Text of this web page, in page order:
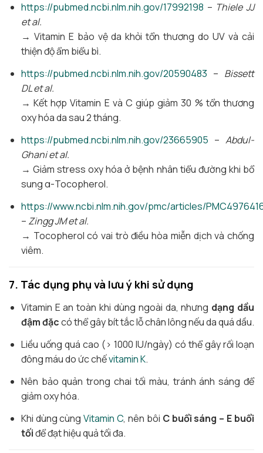
https://pubmed.ncbi.nlm.nih.gov/17992198 – Thiele JJ
et al.
→ Vitamin E bảo vệ da khỏi tổn thương do UV và cải
thiện độ ẩm biểu bì.
https://pubmed.ncbi.nlm.nih.gov/20590483 – Bissett
DL et al.
→ Kết hợp Vitamin E và C giúp giảm 30 % tổn thương
oxy hóa da sau 2 tháng.
https://pubmed.ncbi.nlm.nih.gov/23665905 – Abdul-
Ghani et al.
→ Giảm stress oxy hóa ở bệnh nhân tiểu đường khi bổ
sung α-Tocopherol.
https://www.ncbi.nlm.nih.gov/pmc/articles/
– Zingg JM et al.
→ Tocopherol có vai trò điều hòa miễn dịch và chống
viêm.
7. Tác dụng phụ và lưu ý khi sử dụng
Vitamin E an toàn khi dùng ngoài da, nhưng dạng dầu
đậm đặccó thể gây bít tắc lỗ chân lông nếu da quá dầu.
Liều uống quá cao (> 1000 IU/ngày) có thể gây rối loạn
đông máu do ức chếvitamin K.
Nên bảo quản trong chai tối màu, tránh ánh sáng để
giảm oxy hóa.
Khi dùng cùngVitamin C, nên bôi C buổi sáng – E buổi
tốiđể đạt hiệu quả tối đa.